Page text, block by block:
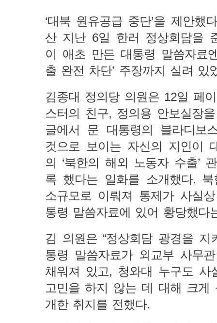
‘대북 원유공급 중단’을 제안했
산 지난 6일 한러 정상회담을
이 애초 만든 대통령 말씀자료
출 완전 차단’ 주장까지 실려 있
김종대 정의당 의원은 12일 페
스터의 친구, 정의용 안보실장
글에서 문 대통령의 블라디보
것으로 보이는 자신의 지인이
의 ‘북한의 해외 노동자 수출’
록 했다는 일화를 소개했다.
소규모로 이뤄져 통제가 사실
통령 말씀자료에 있어 황당했다
김 의원은 “정상회담 광경을
통령 말씀자료가 외교부 사무
채워져 있고, 청와대 누구도 사
고민을 하지 않는 데 대해 크게
개한 취지를 전했다.